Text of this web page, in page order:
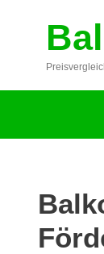
springen